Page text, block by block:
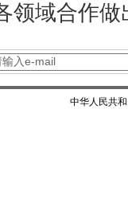
领域合作
中华人民共